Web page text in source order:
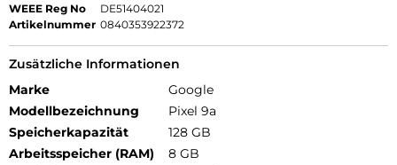
WEEE Reg No
DE51404021
Artikelnummer 0840353922372
Zusätzliche Informationen
Marke
Google
Modellbezeichnung
Pixel 9a
Speicherkapazität
128 GB
Arbeitsspeicher (RAM)
8 GB